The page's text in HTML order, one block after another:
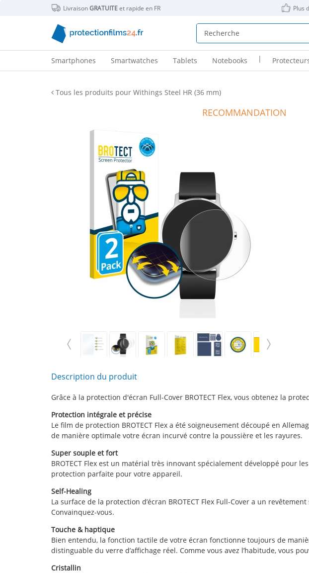
LivraisonGRATUITEet rapide en FR Plus
Smartphones Smartwatches Tablets Notebooks |
Tous les produits pour Withings Steel HR (36 mm)
RECOMMANDATION
Description du produit
Grâce à la protection d'écran Full-Cover BROTECT Flex, vous obtenez la
Protection intégrale et précise
Le film de protection BROTECT Flex a été soigneusement découpé en
de manière optimale votre écran incurvé contre la poussière et les rayures.
Super souple et fort
BROTECT Flex est un matérial très innovant spécialement développé pour
protection parfaite pour votre appareil.
Self-Healing
La surface de la protection d’écran BROTECT Flex Full-Cover a un
Convainquez-vous.
Touche & haptique
Bien entendu, la fonction tactile de votre écran fonctionne toujours de
distinguable du verre d’affichage réel. Comme vous avez l’habitude, vous
Cristallin